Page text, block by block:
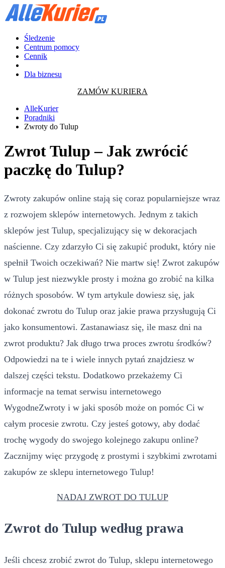
Śledzenie
Centrum pomocy
Cennik
Dla biznesu
ZAMÓW KURIERA
AlleKurier
Poradniki
Zwroty do Tulup
Zwrot Tulup – Jak zwrócić
paczkę do Tulup?
Zwroty zakupów online stają się coraz popularniejsze wraz
z rozwojem sklepów internetowych. Jednym z takich
sklepów jest Tulup, specjalizujący się w dekoracjach
naścienne. Czy zdarzyło Ci się zakupić produkt, który nie
spełnił Twoich oczekiwań? Nie martw się! Zwrot zakupów
w Tulup jest niezwykle prosty i można go zrobić na kilka
różnych sposobów. W tym artykule dowiesz się, jak
dokonać zwrotu do Tulup oraz jakie prawa przysługują Ci
jako konsumentowi. Zastanawiasz się, ile masz dni na
zwrot produktu? Jak długo trwa proces zwrotu środków?
Odpowiedzi na te i wiele innych pytań znajdziesz w
dalszej części tekstu. Dodatkowo przekażemy Ci
informacje na temat serwisu internetowego
WygodneZwroty i w jaki sposób może on pomóc Ci w
całym procesie zwrotu. Czy jesteś gotowy, aby dodać
trochę wygody do swojego kolejnego zakupu online?
Zacznijmy więc przygodę z prostymi i szybkimi zwrotami
zakupów ze sklepu internetowego Tulup!
NADAJ ZWROT DO TULUP
Zwrot do Tulup według prawa
Jeśli chcesz zrobić zwrot do Tulup, sklepu internetowego